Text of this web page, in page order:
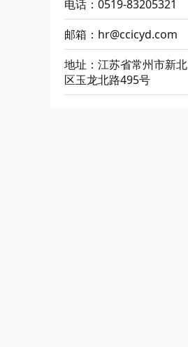
电话：0519-83205321
邮箱：hr@ccicyd.com
地址：江苏省常州市新北
区玉龙北路495号